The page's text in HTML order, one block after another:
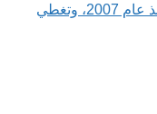
تتعامل جوجل مع ويسترن يونيون منذ عام 2007، وتغطي